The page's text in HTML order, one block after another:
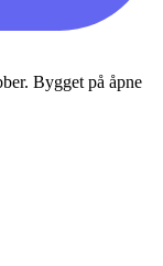
Bygget på åpne